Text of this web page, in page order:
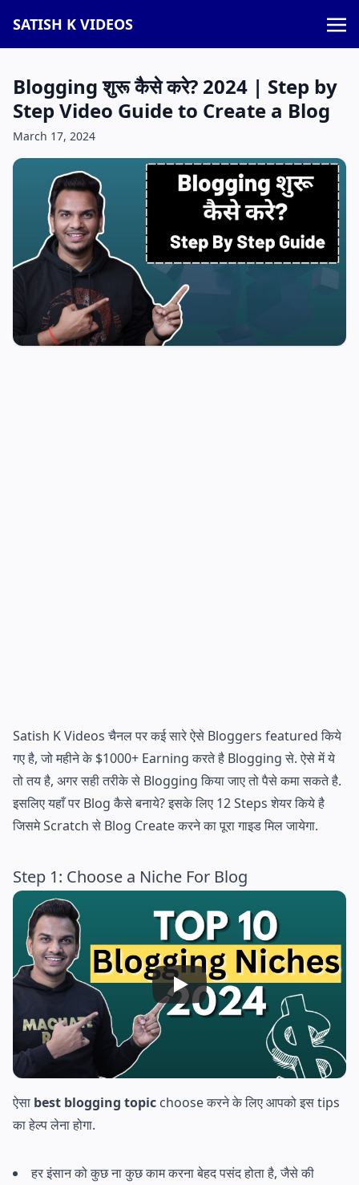
SATISH K VIDEOS
Blogging शुरू कैसे करे? 2024 | Step by
Step Video Guide to Create a Blog
March 17, 2024
Satish K Videos चैनल पर कई सारे ऐसे Bloggers featured किये
गए है, जो महीने के $1000+ Earning करते है Blogging से. ऐसे में ये
तो तय है, अगर सही तरीके से Blogging किया जाए तो पैसे कमा सकते है.
इसलिए यहाँ पर Blog कैसे बनाये? इसके लिए 12 Steps शेयर किये है
जिसमे Scratch से Blog Create करने का पूरा गाइड मिल जायेगा.
Step 1: Choose a Niche For Blog
ऐसा best blogging topic choose करने के लिए आपको इस tips
का हेल्प लेना होगा.
हर इंसान को कुछ ना कुछ काम करना बेहद पसंद होता है, जैसे की